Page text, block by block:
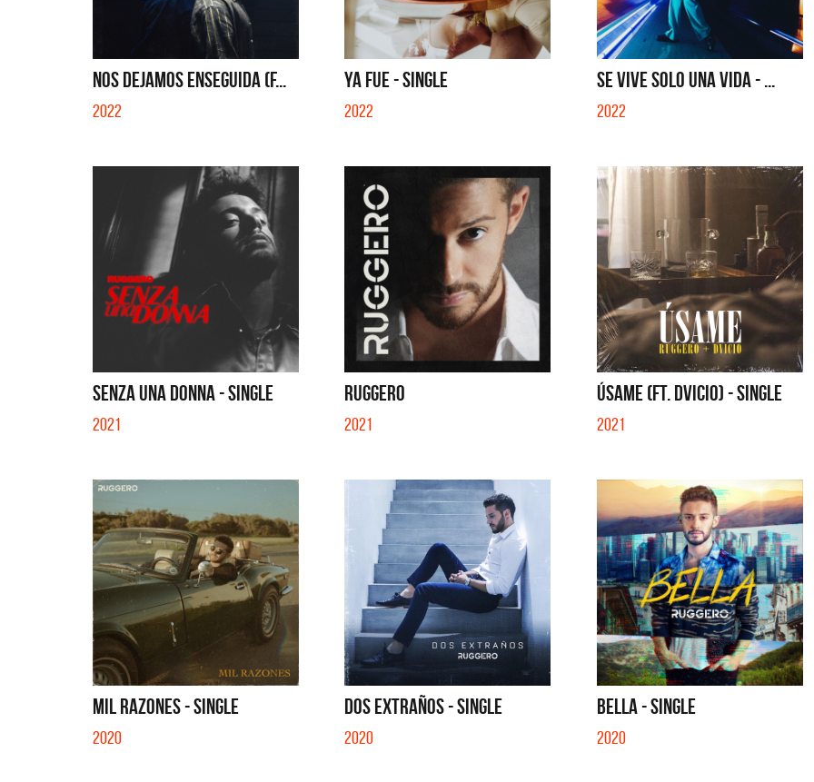
NOS DEJAMOS ENSEGUIDA (F...
2022
YA FUE - SINGLE
2022
SE VIVE SOLO UNA VIDA - ...
2022
SENZA UNA DONNA - SINGLE
2021
RUGGERO
2021
ÚSAME (FT. DVICIO) - SINGLE
2021
MIL RAZONES - SINGLE
2020
DOS EXTRAÑOS - SINGLE
2020
BELLA - SINGLE
2020